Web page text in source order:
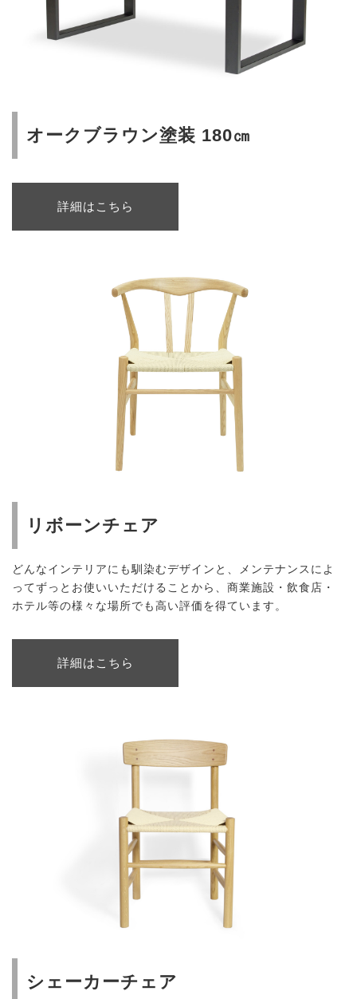
オークブラウン塗装 180㎝
詳細はこちら
リボーンチェア
どんなインテリアにも馴染むデザインと、メンテナンスによ
ってずっとお使いいただけることから、商業施設・飲食店・
ホテル等の様々な場所でも高い評価を得ています。
詳細はこちら
シェーカーチェア